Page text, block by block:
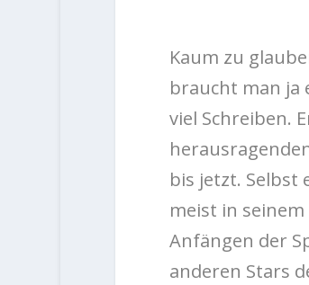
Kaum zu
braucht man ja
viel Schreiben.
bis jetzt.
meist in
Anfängen der
anderen Stars